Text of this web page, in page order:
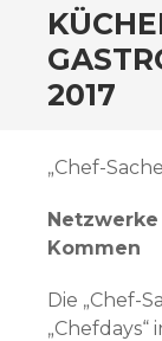
ZUM
INHALT
SPRINGEN
2017
„Chef-
Kommen
Die „Chef-